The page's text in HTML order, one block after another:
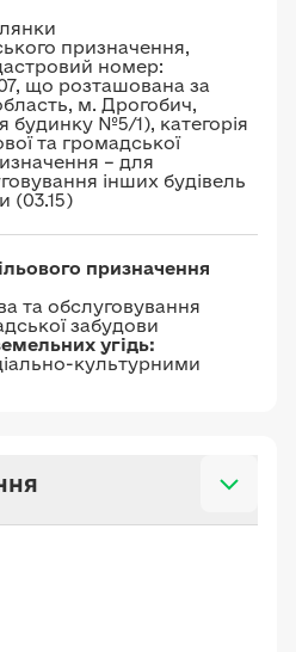
призначення,
номер:
що розташована за
м. Дрогобич,
будинку №5/1), категорія
та громадської
– для
інших будівель
(03.15)
призначення
та обслуговування
забудови
угідь:
культурними